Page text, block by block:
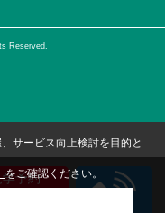
Reserved.
学予約
）
サービス向上検討を目的と
をご確認ください。